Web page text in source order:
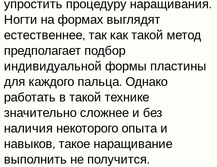
упростить процедуру наращивания.
Ногти на формах выглядят
естественнее, так как такой метод
предполагает подбор
индивидуальной формы пластины
для каждого пальца. Однако
работать в такой технике
значительно сложнее и без
наличия некоторого опыта и
навыков, такое наращивание
выполнить не получится.